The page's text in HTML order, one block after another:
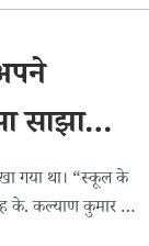
साझा
गया था। “स्कूल के
के. कल्याण कुमार हो